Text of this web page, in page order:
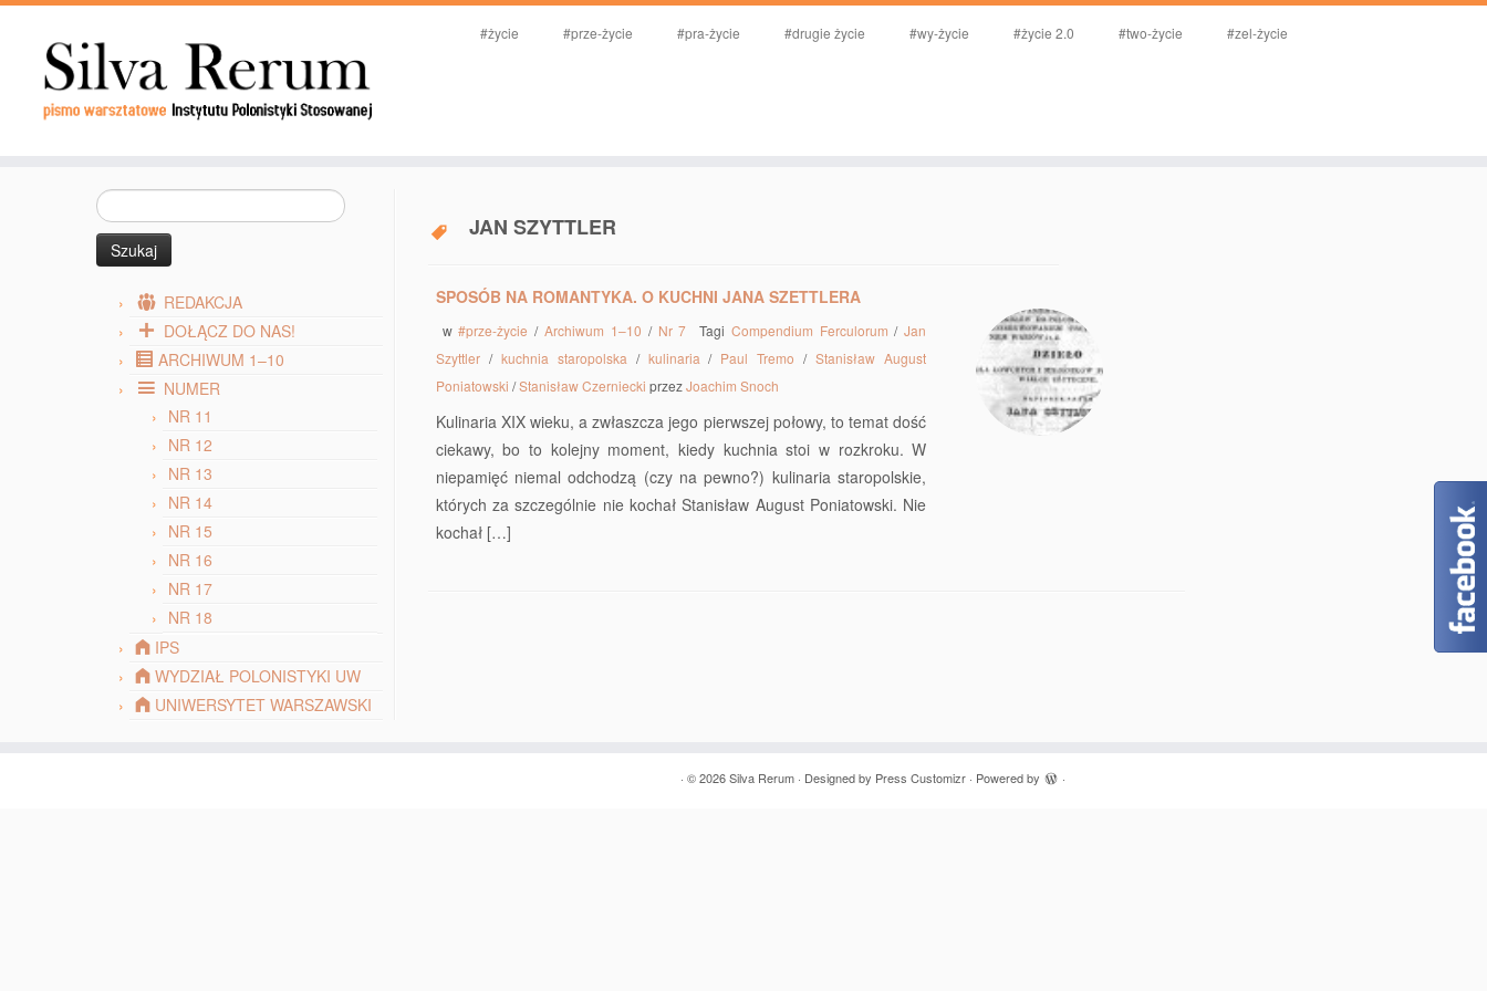
#życie #prze-życie #pra-życie #drugie życie #wy-życie #życie 2.0 #two-życie #zel-życie
Szukaj:
REDAKCJA
DOŁĄCZ DO NAS!
ARCHIWUM 1–10
NUMER
NR 11
NR 12
NR 13
NR 14
NR 15
NR 16
NR 17
NR 18
IPS
WYDZIAŁ POLONISTYKI UW
UNIWERSYTET WARSZAWSKI
JAN SZYTTLER
SPOSÓB NA ROMANTYKA. O KUCHNI JANA SZETTLERA
w#prze-życie/Archiwum 1–10 / Nr 7 Tagi Compendium Ferculorum/Jan
Szyttler / kuchnia staropolska / kulinaria/ Paul Tremo/Stanisław August
Poniatowski /Stanisław Czerniecki przezJoachim Snoch
Kulinaria XIX wieku, a zwłaszcza jego pierwszej połowy, to temat dość
ciekawy, bo to kolejny moment, kiedy kuchnia stoi w rozkroku. W
niepamięć niemal odchodzą (czy na pewno?) kulinaria staropolskie,
których za szczególnie nie kochał Stanisław August Poniatowski. Nie
kochał […]
· © 2026Silva Rerum · Designed by Press Customizr · Powered by ·